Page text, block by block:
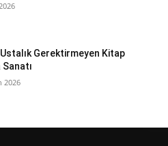
Gerektirmeyen Kitap
Sanatı
2026